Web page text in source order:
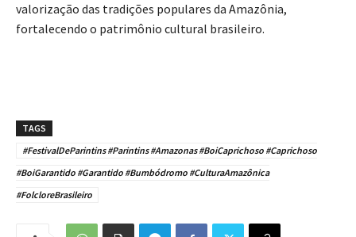
valorização das tradições populares da Amazônia,
fortalecendo o patrimônio cultural brasileiro.
TAGS
#FestivalDeParintins #Parintins #Amazonas #BoiCaprichoso #Caprichoso
#BoiGarantido #Garantido #Bumbódromo #CulturaAmazônica
#FolcloreBrasileiro